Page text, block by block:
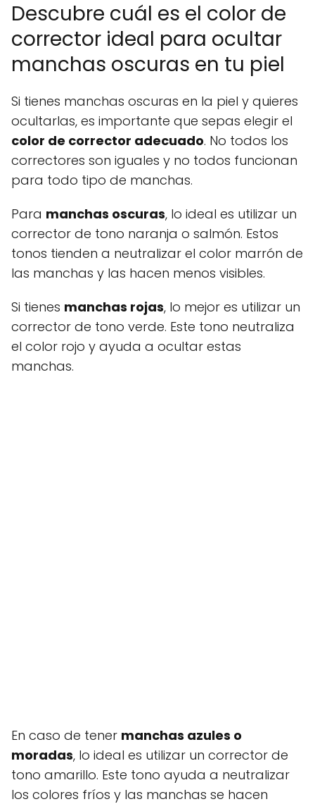
Descubre cuál es el color de
corrector ideal para ocultar
manchas oscuras en tu piel
Si tienes manchas oscuras en la piel y quieres
ocultarlas, es importante que sepas elegir el
color de corrector adecuado. No todos los
correctores son iguales y no todos funcionan
para todo tipo de manchas.
Para manchas oscuras, lo ideal es utilizar un
corrector de tono naranja o salmón. Estos
tonos tienden a neutralizar el color marrón de
las manchas y las hacen menos visibles.
Si tienes manchas rojas, lo mejor es utilizar un
corrector de tono verde. Este tono neutraliza
el color rojo y ayuda a ocultar estas
manchas.
En caso de tener manchas azules o
moradas, lo ideal es utilizar un corrector de
tono amarillo. Este tono ayuda a neutralizar
los colores fríos y las manchas se hacen